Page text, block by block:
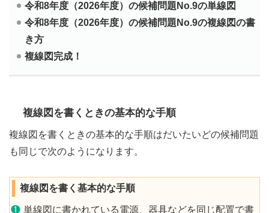
令和8年度（2026年度）の候補問題No.9の単線図
令和8年度（2026年度）の候補問題No.9の複線図の書
き方
複線図完成！
複線図を書くときの基本的な手順
複線図を書くときの基本的な手順はだいたいどの候補問題
も同じで次のようになります。
複線図を書く基本的な手順
❶ 単線図に書かれている電源、器具などを同じ配置で書